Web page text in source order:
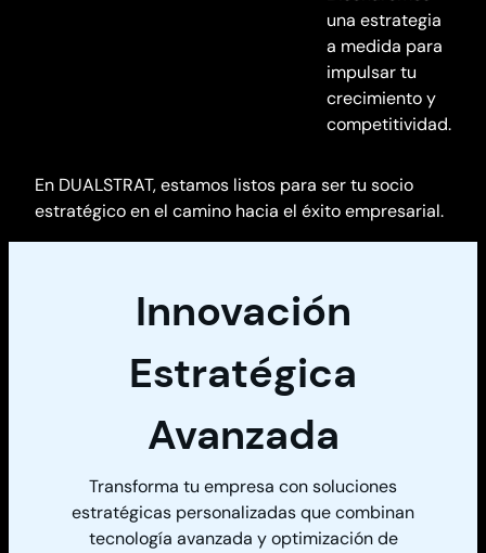
una estrategia
a medida para
impulsar tu
crecimiento y
competitividad.
En DUALSTRAT, estamos listos para ser tu socio
estratégico en el camino hacia el éxito empresarial.
Innovación
Estratégica
Avanzada
Transforma tu empresa con soluciones
estratégicas personalizadas que combinan
tecnología avanzada y optimización de